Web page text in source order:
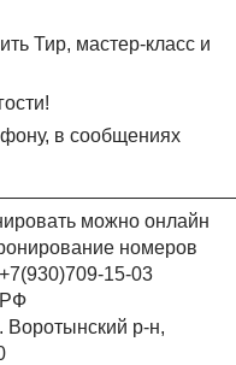
Тир, мастер-класс и
в сообщениях
можно онлайн
номеров
15-03
РФ
Воротынский р-н,